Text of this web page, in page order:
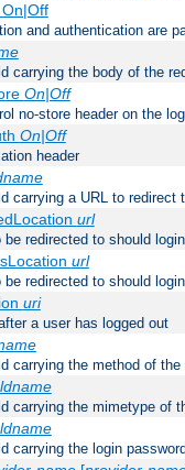
and authentication are
carrying the body of the
On|Off
no-store header on the
On|Off
header
carrying a URL to redirect
url
redirected to should
url
redirected to should
uri
a user has logged out
carrying the method of
carrying the mimetype of
carrying the login password